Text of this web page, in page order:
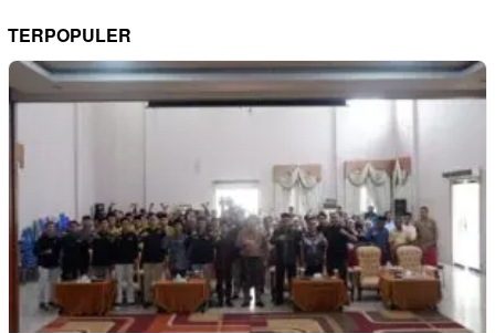
TERPOPULER